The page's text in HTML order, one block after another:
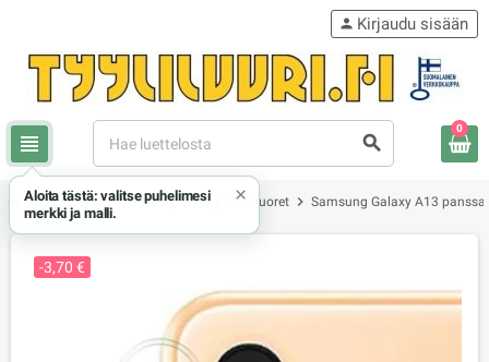
view_headline search
person Kirjaudu sisään
0
chevron_rightSamsung chevron_rightSamsung Galaxy A13 kuoret chevron_right Samsung Galaxy A13
-3,70 €
Aloita tästä: valitse puhelimesi
merkki ja malli.
×